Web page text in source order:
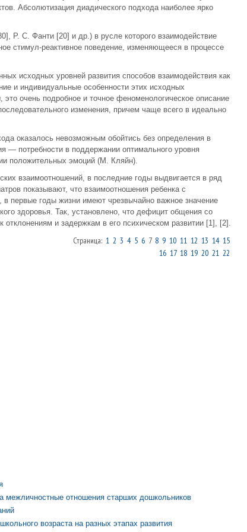
Абсолютизация диадического подхода наиболее ярко
Р. С. Фанти [20] и др.) в русле которого взаимодействие
стимул-реактивное поведение, изменяющееся в процессе
исходных уровней развития способов взаимодействия как
и индивидуальные особенности этих исходных
очень подробное и точное феноменологическое описание
изменения, причем чаще всего в идеально
оказалось невозможным обойтись без определения в
— потребности в поддержании оптимального уровня
положительных эмоций (М. Кляйн).
взаимоотношений, в последние годы выдвигается в ряд
показывают, что взаимоотношения ребенка с
годы жизни имеют чрезвычайно важное значение
здоровья. Так, установлено, что дефицит общения со
и задержкам в его психическом развитии [1], [2].
Страница: 1 2 3 4 5 67 8 9 10 11 12 13 14 15
16 17 18 19 20 21 22
межличностные отношения старших дошкольников
возраста на разных этапах развития